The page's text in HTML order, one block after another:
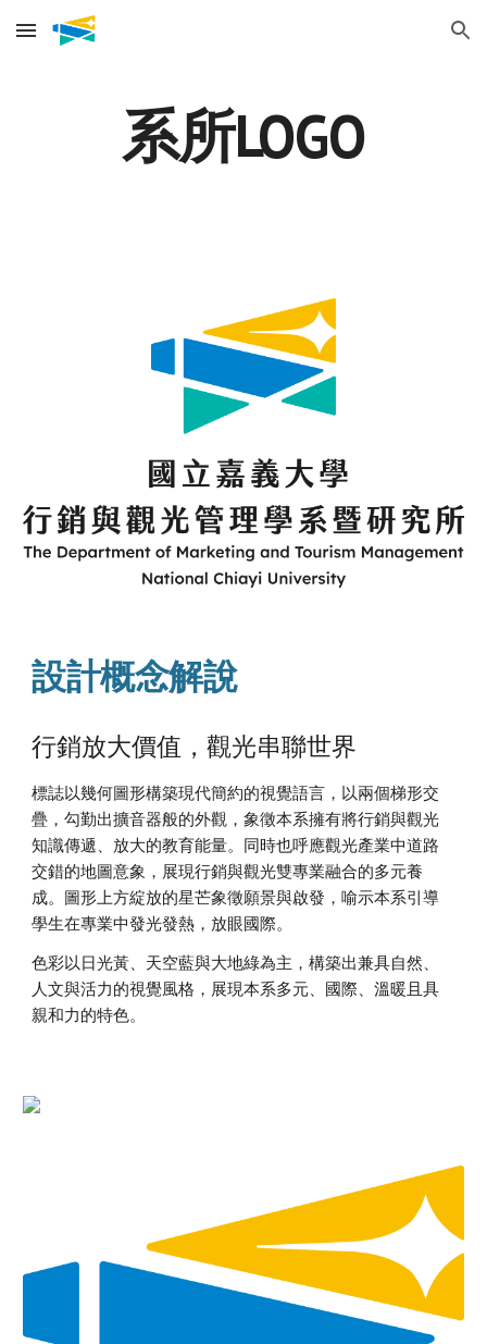
Skip to main content Skip to navigation
系所LOGO
設計概念解說
行銷放大價值，觀光串聯世界
標誌以幾何圖形構築現代簡約的視覺語言，以兩個梯形交
疊，勾勤出擴音器般的外觀，象徵本系擁有將行銷與觀光
知識傳遞、放大的教育能量。同時也呼應觀光產業中道路
交錯的地圖意象，展現行銷與觀光雙專業融合的多元養
成。圖形上方綻放的星芒象徵願景與啟發，喻示本系引導
學生在專業中發光發熱，放眼國際。
色彩以日光黃、天空藍與大地綠為主，構築出兼具自然、
人文與活力的視覺風格，展現本系多元、國際、溫暖且具
親和力的特色。